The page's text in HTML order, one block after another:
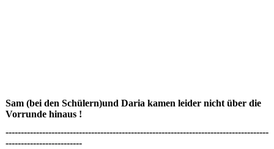
Sam (bei den Schülern)und Daria kamen leider nicht über die
Vorrunde hinaus !
--------------------------------------------------------------------------------------
-------------------------